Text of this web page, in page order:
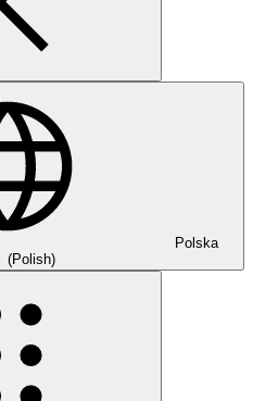
Polska
(Polish)